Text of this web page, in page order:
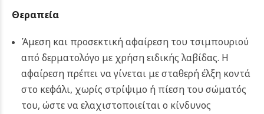
Θεραπεία
Άμεση και προσεκτική αφαίρεση του τσιμπουριού
από δερματολόγο με χρήση ειδικής λαβίδας. Η
αφαίρεση πρέπει να γίνεται με σταθερή έλξη κοντά
στο κεφάλι, χωρίς στρίψιμο ή πίεση του σώματός
του, ώστε να ελαχιστοποιείται ο κίνδυνος